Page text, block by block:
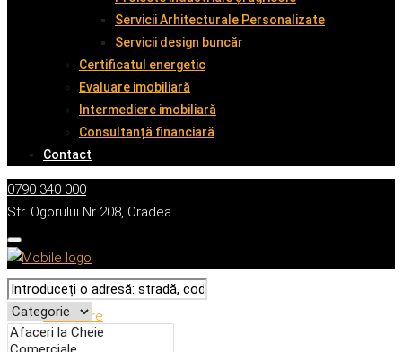
Servicii Arhitecturale Personalizate
Servicii design buncăr
Certificatul energetic
Evaluare imobiliară
Intermediere imobiliară
Consultanță financiară
Contact
0790 340 000
Str. Ogorului Nr 208, Oradea
Descriere
Caracteristici